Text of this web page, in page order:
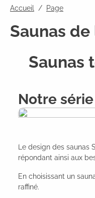
Accueil Page
Saunas
Saunas
Notre
Le design des saunas
répondant ainsi aux
En choisissant un
raffiné.